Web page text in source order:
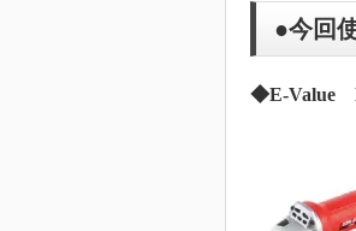
●今回
◆E-Value